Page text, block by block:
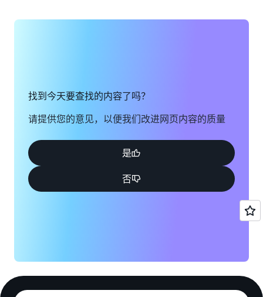
找到今天要查找的内容了吗？
请提供您的意见，以便我们改进网页内容的质量
是
否